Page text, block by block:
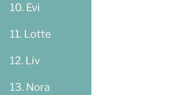
Evi
Lotte
Liv
Nora